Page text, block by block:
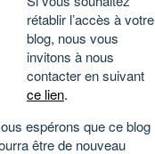
rétablir l’accès à votre
blog, nous vous
invitons à nous
contacter en suivant
ce lien.
espérons que ce blog
être de nouveau